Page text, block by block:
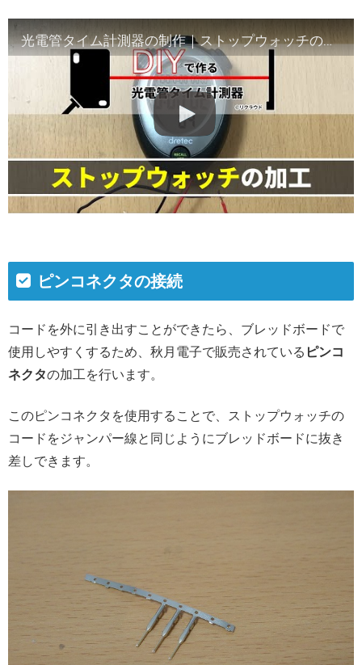
光電管タイム計測器の制作｜ストップウォッチの加工
ピンコネクタの接続
コードを外に引き出すことができたら、ブレッドボードで
使用しやすくするため、秋月電子で販売されている ピンコ
ネクタの加工を行います。
このピンコネクタを使用することで、ストップウォッチの
コードをジャンパー線と同じようにブレッドボードに抜き
差しできます。